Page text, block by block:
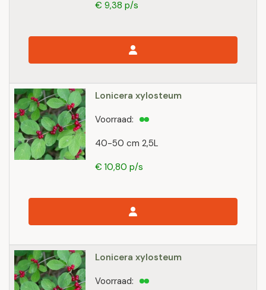
€ 9,38 p/s
Lonicera xylosteum
40-50 cm 2,5L
Voorraad:
€ 10,80 p/s
Lonicera xylosteum
Voorraad: